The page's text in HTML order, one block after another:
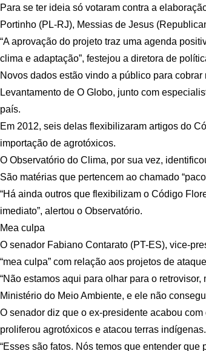
Para se ter ideia só votaram contra a
Portinho (PL-RJ), Messias de Jesus
“A aprovação do projeto traz uma agenda
clima e adaptação”, festejou a diretora de
Novos dados estão vindo a público para
Levantamento de O Globo, junto com
país.
Em 2012, seis delas flexibilizaram artigos do
importação de agrotóxicos.
O Observatório do Clima, por sua vez,
São matérias que pertencem ao chamado
“Há ainda outros que flexibilizam o Código
imediato”, alertou o Observatório.
Mea culpa
O senador Fabiano Contarato (PT-ES), vice-
“mea culpa” com relação aos projetos de
“Não estamos aqui para olhar para o
Ministério do Meio Ambiente, e ele não
O senador diz que o ex-presidente acabou
proliferou agrotóxicos e atacou terras indígenas.
“Esses são fatos. Nós temos que entender